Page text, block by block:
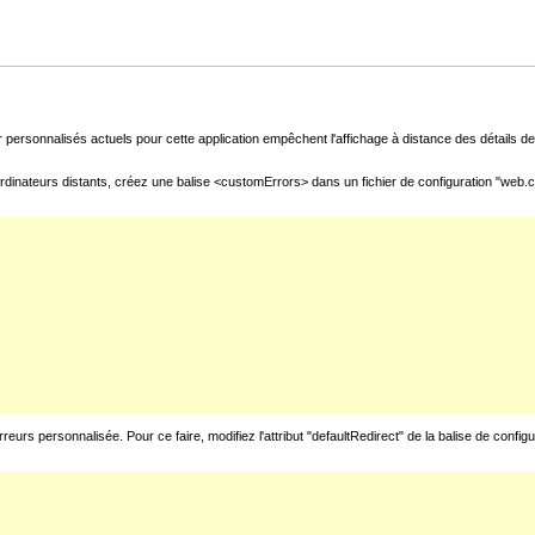
actuels pour cette application empêchent l'affichage à distance des détails
distants, créez une balise <customErrors> dans un fichier de configuration
personnalisée. Pour ce faire, modifiez l'attribut "defaultRedirect" de la balise de